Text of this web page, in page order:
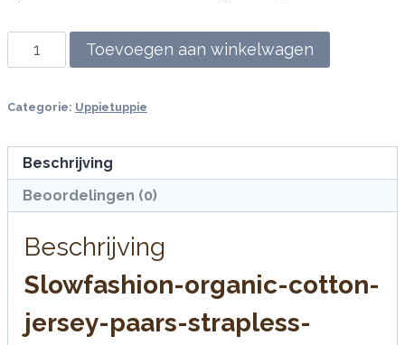
Tuppie
in
beweging
Paars/Roze
aantal
Toevoegen aan winkelwagen
Categorie: Uppietuppie
Beschrijving
Beoordelingen (0)
Beschrijving
Slowfashion-organic-cotton-
jersey-paars-strapless-